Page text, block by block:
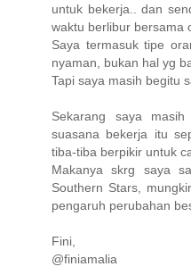
untuk bekerja.. dan
waktu berlibur bersama
Saya termasuk tipe
nyaman, bukan hal yg
Tapi saya masih begitu
Sekarang saya
suasana bekerja itu
tiba-tiba berpikir untuk
Makanya skrg saya
Southern Stars,
pengaruh perubahan
Fini,
@finiamalia